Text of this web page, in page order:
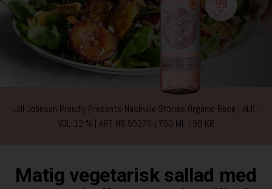
Jill Johnson Proudly Presents Nashville Stories Organic Rosé ALK.
VOL 12 % ART. NR 55270 | 750 ML | 99 KR
Matig vegetarisk sallad med